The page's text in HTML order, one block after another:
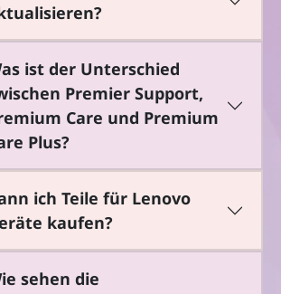
ist der Unterschied
Premier Support,
Care und Premium
Plus?
ich Teile für Lenovo
kaufen?
sehen die